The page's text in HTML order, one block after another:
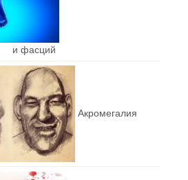
и фасций
Акромегалия